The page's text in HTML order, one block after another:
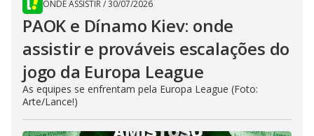
ONDE ASSISTIR/30/07/2026
PAOK e Dínamo Kiev: onde
assistir e prováveis escalações do
jogo da Europa League
As equipes se enfrentam pela Europa League (Foto:
Arte/Lance!)